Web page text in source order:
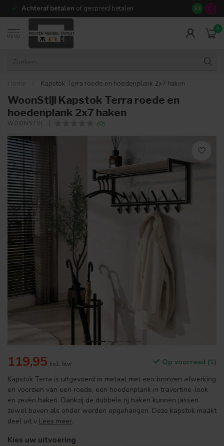
Achteraf betalen of gespreid betalen 14 dagen
9.3
MENU
0
Home Kapstok Terra roede en hoedenplank 2x7 haken
WoonStijl Kapstok Terra roede en
hoedenplank 2x7 haken
WOONSTIJL (0)
119,95 Incl. btw
Op voorraad (1)
Kapstok Terra is uitgevoerd in metaal met een bronzen afwerking
en voorzien van een roede, een hoedenplank in travertine-look
en zeven haken. Dankzij de dubbele rij haken kunnen jassen
zowel boven als onder worden opgehangen. Deze kapstok maakt
deel uit v Lees meer.
Kies uw uitvoering